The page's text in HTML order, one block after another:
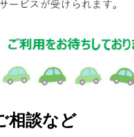
相談など